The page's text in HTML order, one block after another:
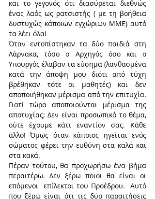
και το γεγονός ότι διασύρεται διεθνώς
ένας λαός ως ρατσιστής ( με τη βοήθεια
δυστυχώς κάποιων εγχώριων ΜΜΕ) αυτό
τα λέει όλα!
Όταν εντοπίστηκαν τα δύο παιδιά στη
Λάρνακα, τόσο ο Αρχηγός όσο και ο
Υπουργός έλαβαν τα εύσημα (λανθασμένα
κατά την άποψη μου διότι από τύχη
βρέθηκαν τότε οι μαθητές) και δεν
αποποιήθηκαν μέρισμα από την επιτυχία.
Γιατί τώρα αποποιούνται μέρισμα της
αποτυχίας; Δεν είναι προσωπικό το θέμα,
ούτε έχουμε κάτι εναντίον σας. Κάθε
άλλο! Όμως όταν κάποιος ηγείται ενός
σώματος φέρει την ευθύνη στα καλά και
στα κακά.
Πέραν τούτου, θα προχωρήσω ένα βήμα
περαιτέρω. Δεν ξέρω ποιοι θα είναι οι
επόμενοι  επίλεκτοι του Προέδρου.  Αυτό
που ξέρω είναι ότι τις δύο παραιτήσεις